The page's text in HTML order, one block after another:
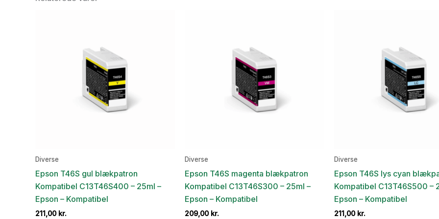
Diverse
Epson T46S gul blækpatron
Kompatibel C13T46S400 – 25ml –
Epson – Kompatibel
211,00 kr.
Diverse
Epson T46S magenta blækpatron
Kompatibel C13T46S300 – 25ml –
Epson – Kompatibel
209,00 kr.
Diverse
Epson T46S lys cyan
Kompatibel C13T46S500 –
Epson – Kompatibel
211,00 kr.